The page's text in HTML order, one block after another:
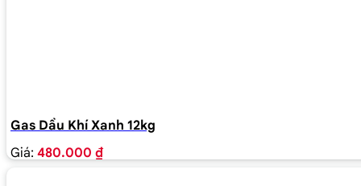
Gas Dầu Khí Xanh 12kg
Giá: 480.000 ₫